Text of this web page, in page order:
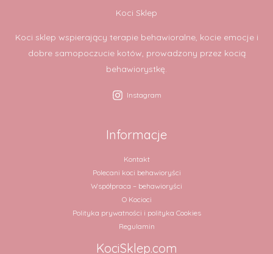
Koci Sklep
Koci sklep wspierający terapie behawioralne, kocie emocje i
dobre samopoczucie kotów, prowadzony przez kocią
behawiorystkę.
Instagram
Informacje
Kontakt
Polecani koci behawioryści
Współpraca – behawioryści
O Kocioci
Polityka prywatności i polityka Cookies
Regulamin
KociSklep.com